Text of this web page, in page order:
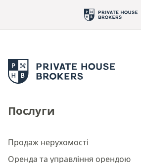
Послуги
Продаж нерухомості
Оренда та управління орендою